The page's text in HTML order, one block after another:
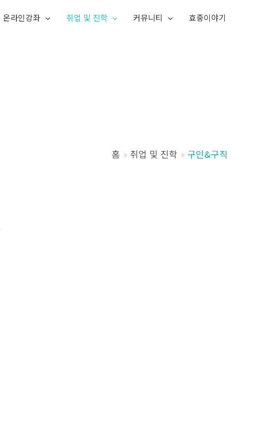
온라인강좌 취업 및 진학 커뮤니티 효중이야기
홈 취업 및 진학 구인&구직